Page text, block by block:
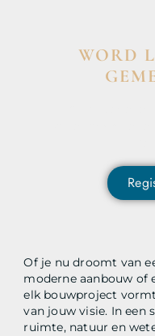
Of je nu droomt van
moderne aanbouw of
elk bouwproject
van jouw visie. In een
ruimte, natuur en
WORD